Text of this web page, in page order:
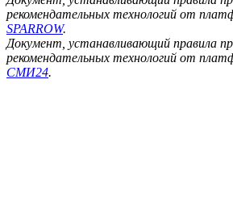
рекомендательных технологий от
SPARROW.
Документ, устанавливающий правила
рекомендательных технологий от
СМИ24.